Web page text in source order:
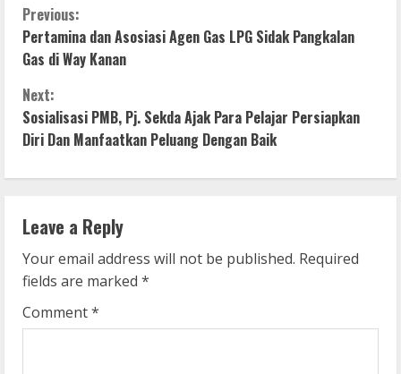
C
o
n
t
i
n
u
e
R
Previous:
Pertamina dan Asosiasi Agen Gas LPG Sidak Pangkalan
Gas di Way Kanan
Next:
Sosialisasi PMB, Pj. Sekda Ajak Para Pelajar Persiapkan
Diri Dan Manfaatkan Peluang Dengan Baik
Leave a Reply
Your email address will not be published. Required
fields are marked *
Comment*